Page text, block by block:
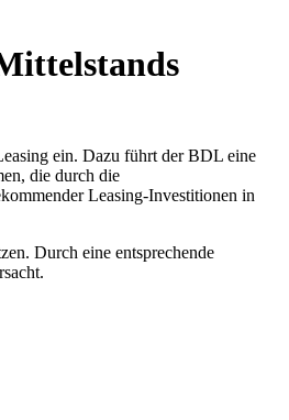
ein. Dazu führt der BDL eine
die durch die
Leasing-Investitionen in
Durch eine entsprechende